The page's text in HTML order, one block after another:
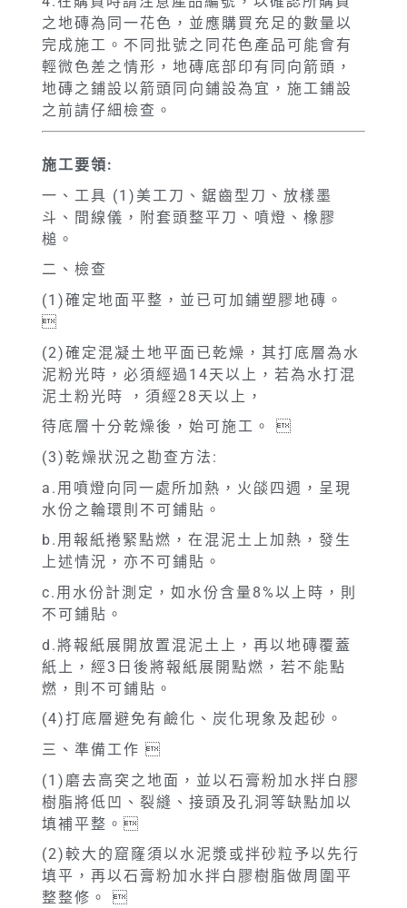
之地磚為同一花色，並應購買充足的數量以
完成施工。不同批號之同花色產品可能會有
輕微色差之情形，地磚底部印有同向箭頭，
地磚之鋪設以箭頭同向鋪設為宜，施工鋪設
之前請仔細檢查。
施工要領:
一、工具 (1)美工刀、鋸齒型刀、放樣墨
斗、間線儀，附套頭整平刀、噴燈、橡膠
槌。
二、檢查
(1)確定地面平整，並已可加鋪塑膠地磚。

(2)確定混凝土地平面已乾燥，其打底層為水
泥粉光時，必須經過14天以上，若為水打混
泥土粉光時 ，須經28天以上，
待底層十分乾燥後，始可施工。 
(3)乾燥狀況之勘查方法:
a.用噴燈向同一處所加熱，火燄四週，呈現
水份之輪環則不可鋪貼。
b.用報紙捲緊點燃，在混泥土上加熱，發生
上述情況，亦不可鋪貼。
c.用水份計測定，如水份含量8%以上時，則
不可鋪貼。
d.將報紙展開放置混泥土上，再以地磚覆蓋
紙上，經3日後將報紙展開點燃，若不能點
燃，則不可鋪貼。
(4)打底層避免有鹼化、炭化現象及起砂。
三、準備工作 
(1)磨去高突之地面，並以石膏粉加水拌白膠
樹脂將低凹、裂縫、接頭及孔洞等缺點加以
填補平整。
(2)較大的窟窿須以水泥漿或拌砂粒予以先行
填平，再以石膏粉加水拌白膠樹脂做周圍平
整整修。 